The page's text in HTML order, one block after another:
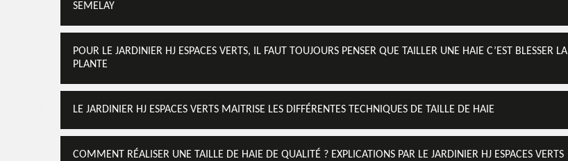
SEMELAY
POUR LE JARDINIER HJ ESPACES VERTS, IL FAUT TOUJOURS PENSER QUE TAILLER UNE HAIE C’EST BLESSER LA
PLANTE
LE JARDINIER HJ ESPACES VERTS MAITRISE LES DIFFÉRENTES TECHNIQUES DE TAILLE DE HAIE
COMMENT RÉALISER UNE TAILLE DE HAIE DE QUALITÉ ? EXPLICATIONS PAR LE JARDINIER HJ ESPACES VERTS